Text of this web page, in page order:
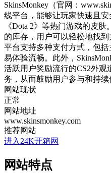
SkinsMonkey（官网：
线平台，能够让玩家快速且安
《Dota 2》等热门游戏的皮
的库存，用户可以轻松地找
平台支持多种支付方式，包
易体验流畅。此外，
活跃用户奖励流行的CS2外
务，从而鼓励用户参与和持续
网站现状
正常
网站地址
www.skinsmonkey.com
推荐网站
进入24K开箱网
网站特点